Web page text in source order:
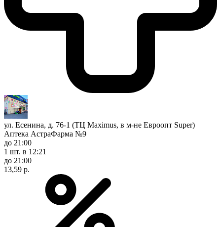
ул. Есенина, д. 76-1 (ТЦ Maximus, в м-не Евроопт Super)
Аптека АстраФарма №9
до 21:00
1 шт. в 12:21
до 21:00
13,59 р.